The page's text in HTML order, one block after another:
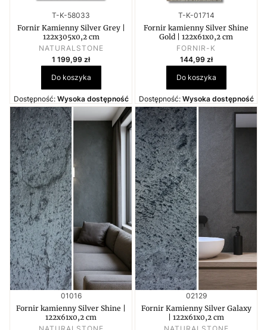
Kod produktu
T-K-58033
Fornir Kamienny Silver Grey |
122x305x0,2 cm
PRODUCENT
NATURALSTONE
Cena
1 199,99 zł
Do koszyka
Dostępność: Wysoka dostępność
Kod produktu
T-K-01714
Fornir kamienny Silver Shine
Gold | 122x61x0,2 cm
PRODUCENT
FORNIR-K
Cena
144,99 zł
Do koszyka
Dostępność: Wysoka dostępność
Kod produktu
01016
Fornir kamienny Silver Shine |
122x61x0,2 cm
PRODUCENT
Kod produktu
02129
Fornir Kamienny Silver Galaxy
| 122x61x0,2 cm
PRODUCENT